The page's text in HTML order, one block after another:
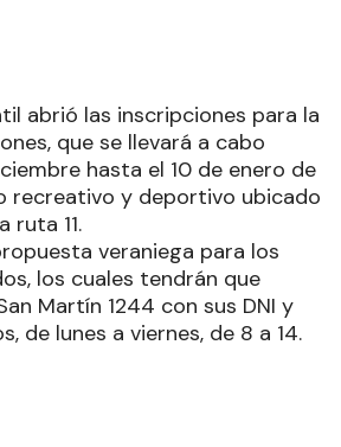
abrió las inscripciones para la
que se llevará a cabo
hasta el 10 de enero de
recreativo y deportivo ubicado
ruta 11.
veraniega para los
los cuales tendrán que
Martín 1244 con sus DNI y
de lunes a viernes, de 8 a 14.